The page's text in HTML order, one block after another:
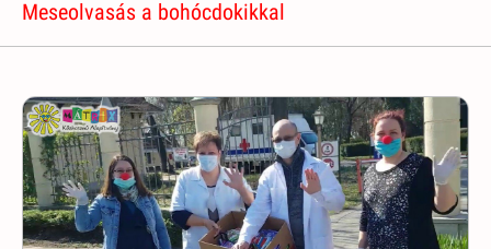
Meseolvasás a bohócdokikkal